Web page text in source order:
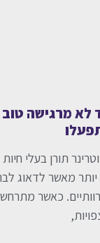
לא מרגישה
תורן בעלי
מאשר לדאוג
כאשר